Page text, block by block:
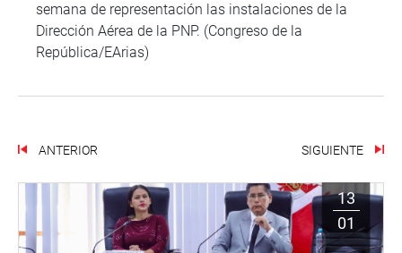
semana de representación las instalaciones de la
Dirección Aérea de la PNP. (Congreso de la
República/EArias)
ANTERIOR SIGUIENTE
13
01